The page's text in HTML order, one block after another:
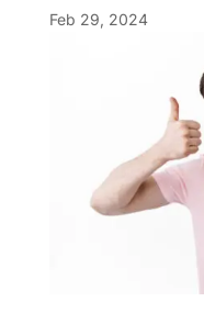
Feb 29, 2024